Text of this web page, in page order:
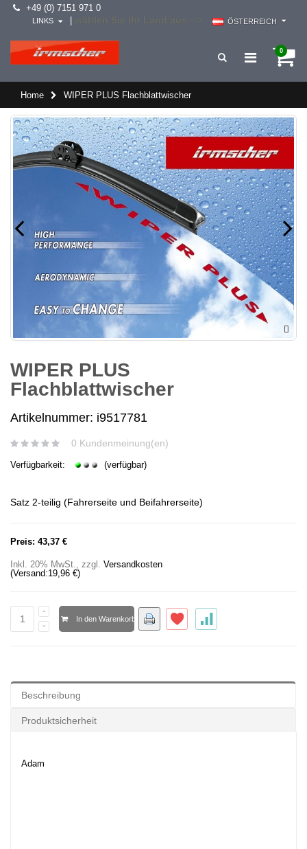
+49 (0) 7151 971 0
ÖSTERREICH
LINKS
0
Home WIPER PLUS Flachblattwischer
WIPER PLUS
Flachblattwischer
Artikelnummer: i9517781
0 Kundenmeinung(en)
Verfügbarkeit: (verfügbar)
Satz 2-teilig (Fahrerseite und Beifahrerseite)
Preis: 43,37 €
Inkl. 20% MwSt., zzgl. Versandkosten
(Versand:19,96 €)
In den Warenkorb
Beschreibung
Produktsicherheit
Adam